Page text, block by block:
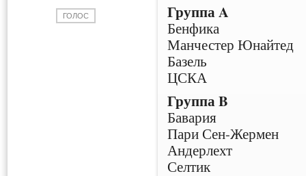
Группа A
Бенфика
Манчестер Юнайтед
Базель
ЦСКА
Группа B
Бавария
Пари Сен-Жермен
Андерлехт
Селтик